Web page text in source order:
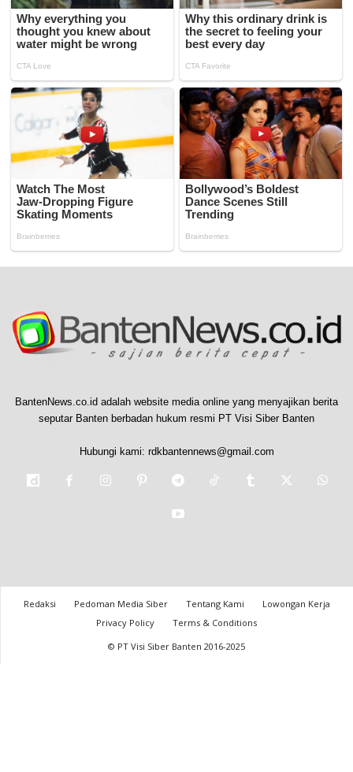
BantenNews.co.id adalah website media online yang menyajikan berita
seputar Banten berbadan hukum resmi PT Visi Siber Banten
Hubungi kami: rdkbantennews@gmail.com
Redaksi Pedoman Media Siber Tentang Kami
Lowongan Kerja
Privacy Policy
Terms & Conditions
© PT Visi Siber Banten 2016-2025